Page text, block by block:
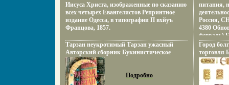
Иисуса Христа, изображенные по сказанию
всех четырех Евангелистов Репринтное
издание Одесса, в типографии П вхйуъ
Францова, 1857.
Тарзан неукротимый Тарзан ужасный
Авторский сборник Букинистическое
издание Сохранность: Хорошая
Издательство: Пресса, 1993 г
Суперобложка, 544 стр ISBN 5-253-00734-2
Тираж: 100000 экз Формат: 84x108/32
Подробно
Клипера
гребни)
Родился в
Горького
питания,
Россия,
4380
февраль)
Название
e-mail
числе
Город
торговля
Наука,
ISBN
Формат: